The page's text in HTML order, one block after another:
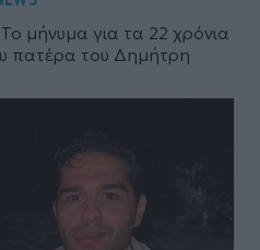
μήνυμα για τα 22 χρόνια
πατέρα του Δημήτρη